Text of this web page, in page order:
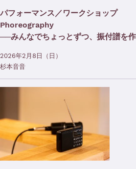
パフォーマンス／ワークショップ
Phoreography
──みんなでちょっとずつ、振付譜を作
2026年2月8日（日）
杉本音音